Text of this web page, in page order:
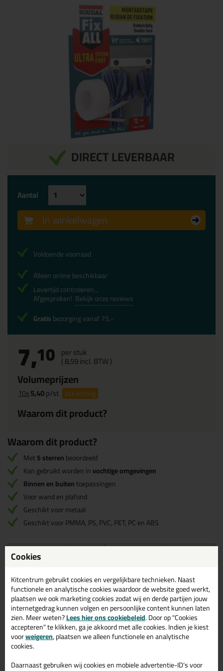
DIRECT LEVERBAAR
7,10 per stuk
(8,59incl. BTW )
Volumeprijzen
10x5,40p/st 24%korting
Waarom dit product?
Aantal
In winkelwagen
Voldoende voorraad
Alleen online beschikbaar
Levertijd controleren...
Afgesproken! Bekijk onze reviews
Gratisbezorging vanaf 75,-
Waarom dit product?
Met5 sterrenbeoordeeld
Kan gebruikt worden invochtige omgevingen
Binnen en buitentoepassingen
Voor wand en plafond
Geschikt voor metaal
Geschikt voor PMMA, PS, PVC, PET, PC en ABS
Omschrijving
Technische gegevens Soudal Fix All
dubbelzijdige tape extra sterk rol
1,5m
Bekijk hier het datablad voor alle info over de Soudal Fix all
montage tape
Ondergronden met hoge oppervlakteenergie (bv. metalen,
Cookies
Kitcentrum gebruikt cookies en vergelijkbare technieken. Naast
functionele en analytische cookies waardoor de website goed werkt,
plaatsen we ook marketing cookies zodat wij en derde partijen jouw
internetgedrag kunnen volgen en persoonlijke content kunnen laten
zien. Meer weten?Lees hier ons cookiebeleid. Door op "Cookies
accepteren" te klikken, ga je akkoord met alle cookies. Indien je kiest
voorweigeren, plaatsen we alleen functionele en analytische
cookies.
Daarnaast gebruiken wij cookies en mobiele advertentie-ID’s voor